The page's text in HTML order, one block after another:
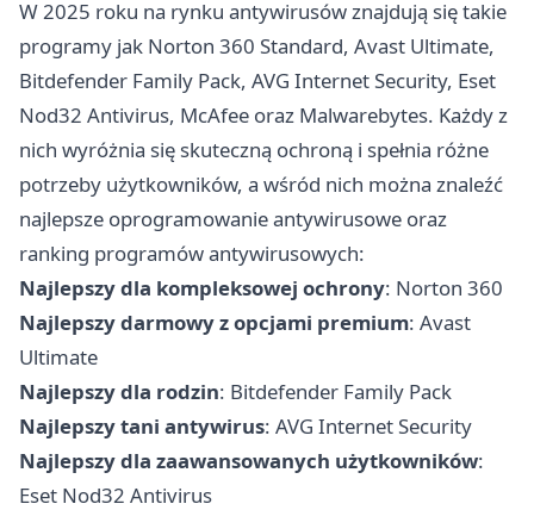
W 2025 roku na rynku antywirusów znajdują się takie
programy jak Norton 360 Standard, Avast Ultimate,
Bitdefender Family Pack, AVG Internet Security, Eset
Nod32 Antivirus, McAfee oraz Malwarebytes. Każdy z
nich wyróżnia się skuteczną ochroną i spełnia różne
potrzeby użytkowników, a wśród nich można znaleźć
najlepsze oprogramowanie antywirusowe oraz
ranking programów antywirusowych:
Najlepszy dla kompleksowej ochrony: Norton 360
Najlepszy darmowy z opcjami premium: Avast
Ultimate
Najlepszy dla rodzin: Bitdefender Family Pack
Najlepszy tani antywirus: AVG Internet Security
Najlepszy dla zaawansowanych użytkowników:
Eset Nod32 Antivirus